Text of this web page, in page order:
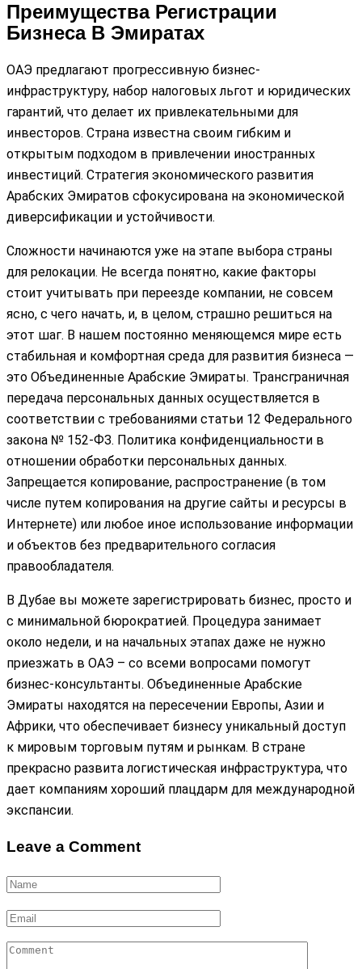
Преимущества Регистрации
Бизнеса В Эмиратах
ОАЭ предлагают прогрессивную бизнес-
инфраструктуру, набор налоговых льгот и юридических
гарантий, что делает их привлекательными для
инвесторов. Страна известна своим гибким и
открытым подходом в привлечении иностранных
инвестиций. Стратегия экономического развития
Арабских Эмиратов сфокусирована на экономической
диверсификации и устойчивости.
Сложности начинаются уже на этапе выбора страны
для релокации. Не всегда понятно, какие факторы
стоит учитывать при переезде компании, не совсем
ясно, с чего начать, и, в целом, страшно решиться на
этот шаг. В нашем постоянно меняющемся мире есть
стабильная и комфортная среда для развития бизнеса —
это Объединенные Арабские Эмираты. Трансграничная
передача персональных данных осуществляется в
соответствии с требованиями статьи 12 Федерального
закона № 152-ФЗ. Политика конфиденциальности в
отношении обработки персональных данных.
Запрещается копирование, распространение (в том
числе путем копирования на другие сайты и ресурсы в
Интернете) или любое иное использование информации
и объектов без предварительного согласия
правообладателя.
В Дубае вы можете зарегистрировать бизнес, просто и
с минимальной бюрократией. Процедура занимает
около недели, и на начальных этапах даже не нужно
приезжать в ОАЭ – со всеми вопросами помогут
бизнес-консультанты. Объединенные Арабские
Эмираты находятся на пересечении Европы, Азии и
Африки, что обеспечивает бизнесу уникальный доступ
к мировым торговым путям и рынкам. В стране
прекрасно развита логистическая инфраструктура, что
дает компаниям хороший плацдарм для международной
экспансии.
Leave a Comment